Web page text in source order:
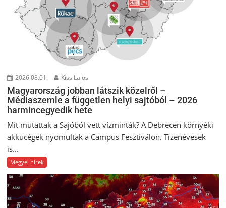
2026.08.01. Kiss Lajos
Magyarország jobban látszik közelről –
Médiaszemle a független helyi sajtóból – 2026
harmincegyedik hete
Mit mutattak a Sajóból vett vízminták? A Debrecen környéki
akkucégek nyomultak a Campus Fesztiválon. Tizenévesek
is...
Megyei hírek